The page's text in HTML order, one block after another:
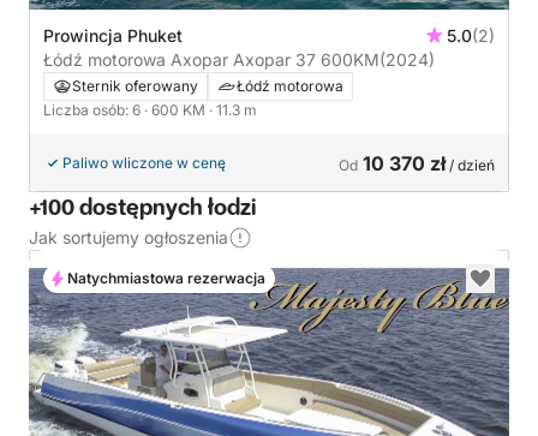
Prowincja Phuket 5.0(2)
Łódź motorowa Axopar Axopar 37 600KM(2024)
Sternik oferowany
Łódź motorowa
Liczba osób: 6 · 600 KM · 11.3 m
Paliwo wliczone w cenę Od 10 370 zł/ dzień
+100 dostępnych łodzi
Jak sortujemy ogłoszenia
Natychmiastowa rezerwacja